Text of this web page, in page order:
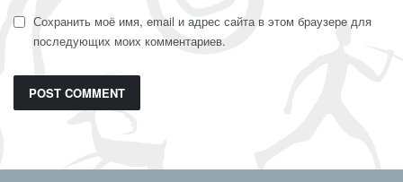
Сохранить моё имя, email и адрес сайта в этом браузере для
последующих моих комментариев.